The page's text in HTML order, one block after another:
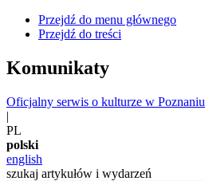
Przejdź do menu głównego
Przejdź do treści
Komunikaty
Oficjalny serwis o kulturze w Poznaniu
|
PL
polski
english
szukaj artykułów i wydarzeń